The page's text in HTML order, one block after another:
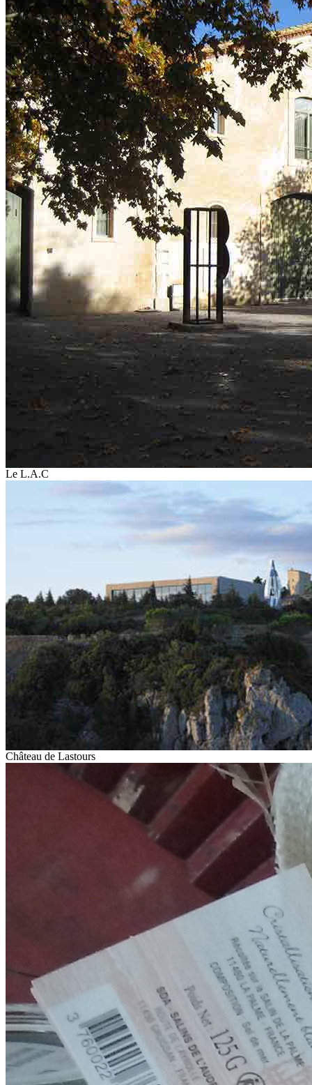
Le L.A.C
Château de Lastours